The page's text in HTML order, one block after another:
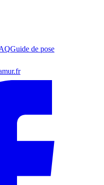
Guide de pose